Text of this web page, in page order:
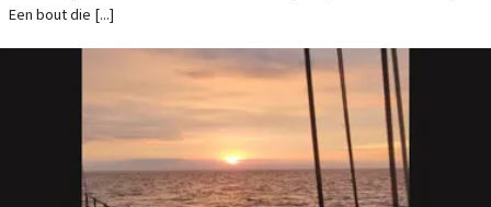
Een bout die [...]